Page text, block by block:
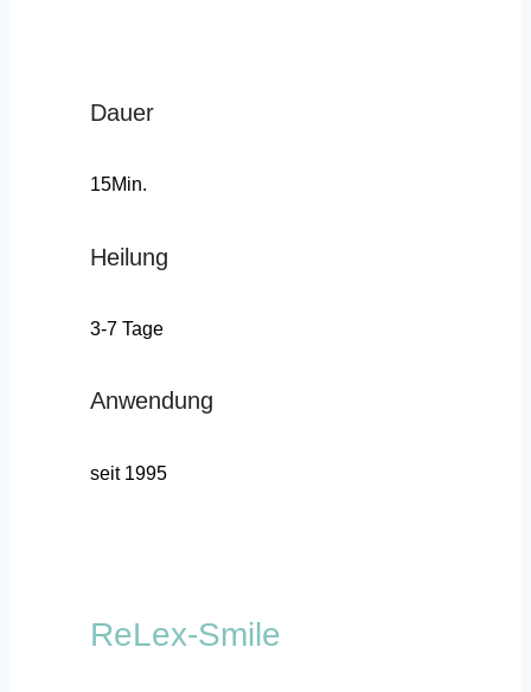
Dauer
15Min.
Heilung
3-7 Tage
Anwendung
seit 1995
ReLex-Smile